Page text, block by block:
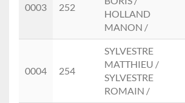
0003 252
HOLLAND
MANON /
0004 254
SYLVESTRE
MATTHIEU /
SYLVESTRE
ROMAIN /